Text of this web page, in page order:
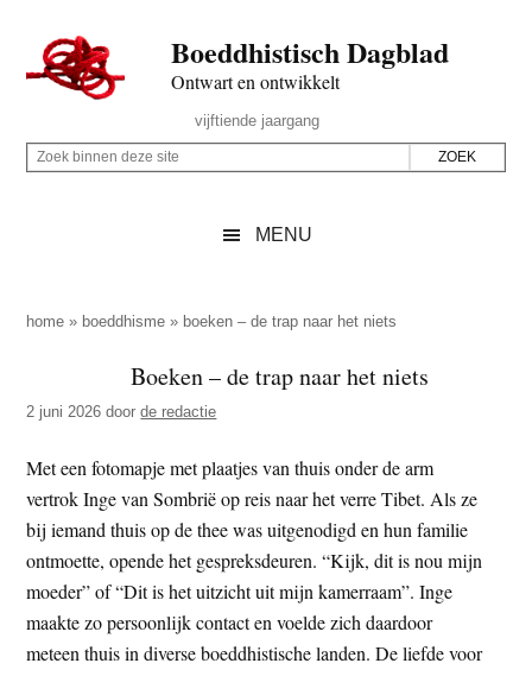
naar
de
inhoud
secondary
naar
de
sidebar
naar
de
Boeddhistisch Dagblad
Ontwart en ontwikkelt
Rechts
vijftiende jaargang
Z
p
z
e
s
i
t
e
Z
i
e
d
e
z
e
s
i
t
MENU
home » boeddhisme » boeken – de trap naar het niets
Boeken – de trap naar het niets
2 juni 2026 doorde redactie
Met een fotomapje met plaatjes van thuis onder de arm
vertrok Inge van Sombrië op reis naar het verre Tibet. Als ze
bij iemand thuis op de thee was uitgenodigd en hun familie
ontmoette, opende het gespreksdeuren. “Kijk, dit is nou mijn
moeder” of “Dit is het uitzicht uit mijn kamerraam”. Inge
maakte zo persoonlijk contact en voelde zich daardoor
meteen thuis in diverse boeddhistische landen. De liefde voor